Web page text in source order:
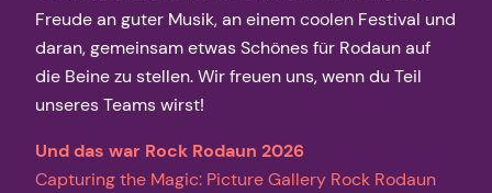
Freude an guter Musik, an einem coolen Festival und
daran, gemeinsam etwas Schönes für Rodaun auf
die Beine zu stellen. Wir freuen uns, wenn du Teil
unseres Teams wirst!
Und das war Rock Rodaun 2026
Capturing the Magic: Picture Gallery Rock Rodaun